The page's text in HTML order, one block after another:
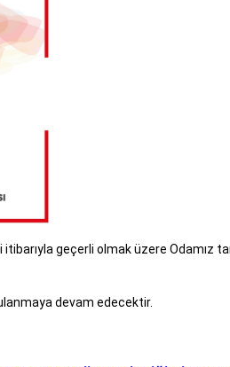
geçerli olmak üzere Odamız
devam edecektir.